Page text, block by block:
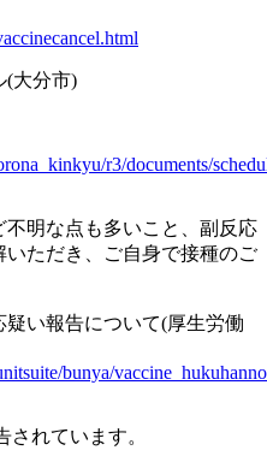
(大分市)
r3/documents/
明な点も多いこと、副反応
ただき、ご自身で接種のご
疑い報告について(厚生労働
bunya/
されています。